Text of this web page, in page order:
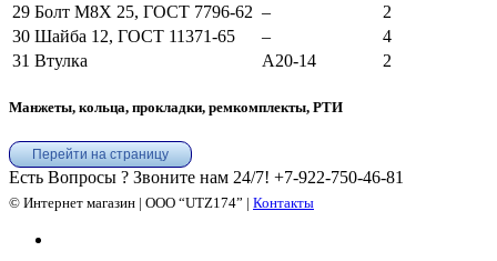
29 Болт М8Х 25, ГОСТ 7796-62 –
2
30 Шайба 12, ГОСТ 11371-65 –
4
31 Втулка А20-14 2
Манжеты, кольца, прокладки, ремкомплекты, РТИ
Перейти на страницу
Есть Вопросы ? Звоните нам 24/7! +7-922-750-46-81
© Интернет магазин | ООО “UTZ174” | Контакты